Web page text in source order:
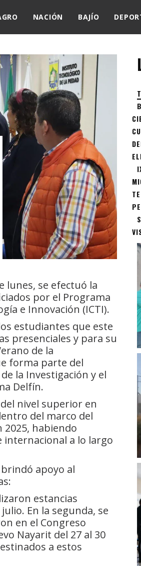
NACIÓN BAJÍO
lunes, se efectuó la
por el Programa
e Innovación (ICTI).
estudiantes que este
presenciales y para su
de la
forma parte del
la Investigación y el
Delfín.
nivel superior en
del marco del
2025, habiendo
internacional a lo largo
apoyo al
estancias
En la segunda, se
en el Congreso
Nayarit del 27 al 30
a estos